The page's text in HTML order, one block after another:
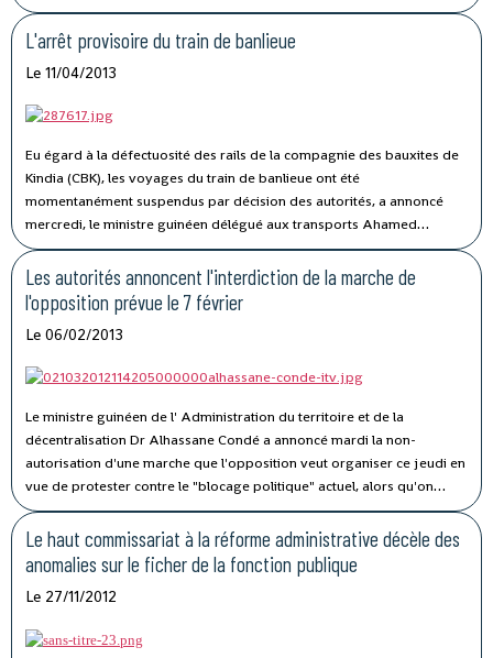
L'arrêt provisoire du train de banlieue
Le 11/04/2013
Eu égard à la défectuosité des rails de la compagnie des bauxites de
Kindia (CBK), les voyages du train de banlieue ont été
momentanément suspendus par décision des autorités, a annoncé
mercredi, le ministre guinéen délégué aux transports Ahamed
Tidiane Traoré.
Les autorités annoncent l'interdiction de la marche de
l'opposition prévue le 7 février
Le 06/02/2013
Le ministre guinéen de l' Administration du territoire et de la
décentralisation Dr Alhassane Condé a annoncé mardi la non-
autorisation d'une marche que l'opposition veut organiser ce jeudi en
vue de protester contre le "blocage politique" actuel, alors qu'on
s'achemine vers les élections comme le prévoit le calendrier de la
CENI.
Le haut commissariat à la réforme administrative décèle des
anomalies sur le ficher de la fonction publique
Le 27/11/2012